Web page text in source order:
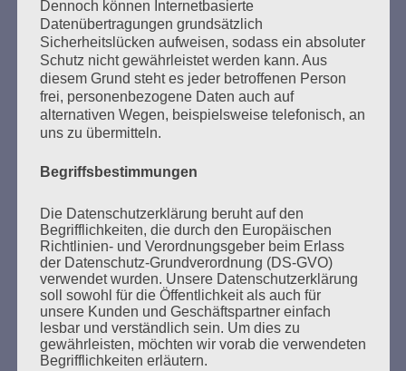
SUCHEN
NACH:
MARATHONLESUNG AUS DEN
Donnerstag, 21. Mai 2026, 11 – 18 Uhr
Zum 26. Mal gibt es eine Marathonlesung anlässlich
des Gedenkens an die Verbrennung von Büchern am
Dennoch können Internetbasierte
Datenübertragungen grundsätzlich
Sicherheitslücken aufweisen, sodass ein absoluter
Schutz nicht gewährleistet werden kann. Aus
diesem Grund steht es jeder betroffenen Person
frei, personenbezogene Daten auch auf
alternativen Wegen, beispielsweise telefonisch, an
uns zu übermitteln.
Begriffsbestimmungen
Die Datenschutzerklärung beruht auf den
Begrifflichkeiten, die durch den Europäischen
Richtlinien- und Verordnungsgeber beim Erlass
der Datenschutz-Grundverordnung (DS-GVO)
verwendet wurden. Unsere Datenschutzerklärung
soll sowohl für die Öffentlichkeit als auch für
unsere Kunden und Geschäftspartner einfach
lesbar und verständlich sein. Um dies zu
gewährleisten, möchten wir vorab die verwendeten
Begrifflichkeiten erläutern.